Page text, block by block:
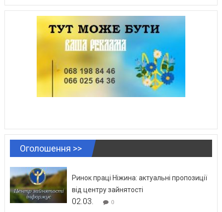
Оголошення >>
Ринок праці Ніжина: актуальні пропозиції
від центру зайнятості
02.03. 0